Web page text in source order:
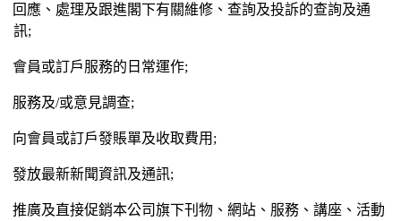
回應、處理及跟進閣下有關維修、查詢及投訴的查詢及通
訊;
會員或訂戶服務的日常運作;
服務及/或意見調查;
向會員或訂戶發賬單及收取費用 ;
發放最新新聞資訊及通訊;
推廣及直接促銷本公司旗下刊物、網站、服務、講座、活動